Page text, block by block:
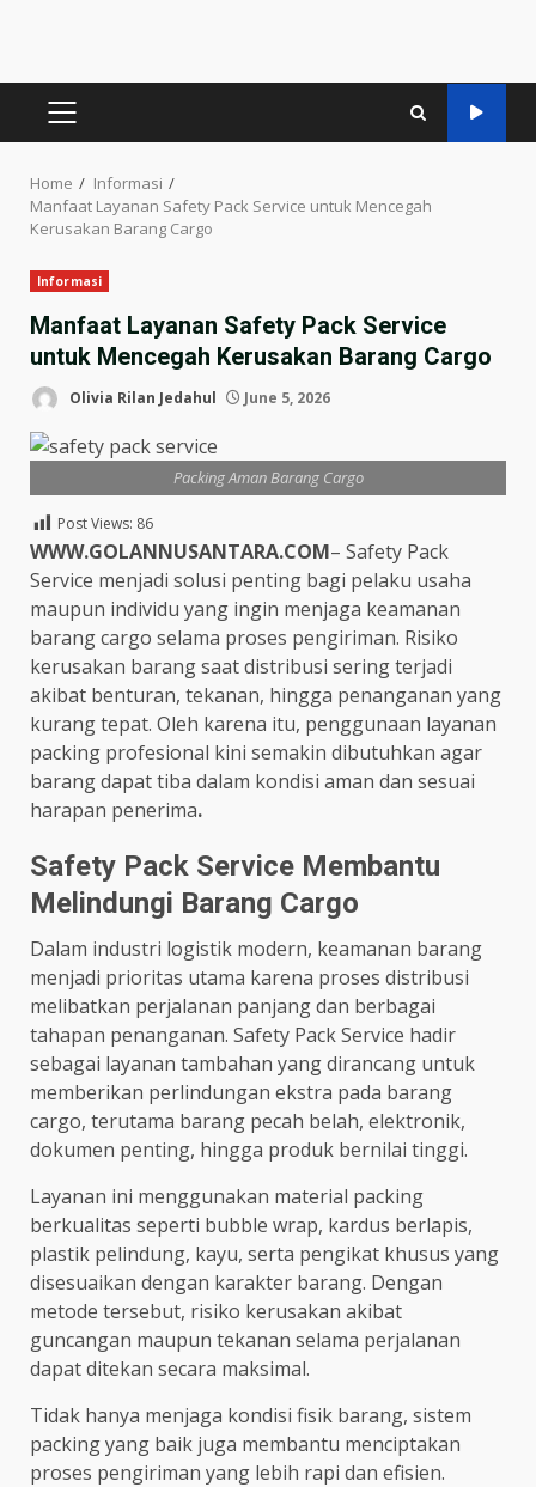
PRIMARY
Home
Informasi
Manfaat Layanan Safety Pack Service untuk Mencegah
Kerusakan Barang Cargo
Informasi
Manfaat Layanan Safety Pack Service
untuk Mencegah Kerusakan Barang Cargo
Olivia Rilan Jedahul June 5, 2026
Packing Aman Barang Cargo
Post Views: 86
WWW.GOLANNUSANTARA.COM– Safety Pack
Service menjadi solusi penting bagi pelaku usaha
maupun individu yang ingin menjaga keamanan
barang cargo selama proses pengiriman. Risiko
kerusakan barang saat distribusi sering terjadi
akibat benturan, tekanan, hingga penanganan yang
kurang tepat. Oleh karena itu, penggunaan layanan
packing profesional kini semakin dibutuhkan agar
barang dapat tiba dalam kondisi aman dan sesuai
harapan penerima.
Safety Pack Service Membantu
Melindungi Barang Cargo
Dalam industri logistik modern, keamanan barang
menjadi prioritas utama karena proses distribusi
melibatkan perjalanan panjang dan berbagai
tahapan penanganan. Safety Pack Service hadir
sebagai layanan tambahan yang dirancang untuk
memberikan perlindungan ekstra pada barang
cargo, terutama barang pecah belah, elektronik,
dokumen penting, hingga produk bernilai tinggi.
Layanan ini menggunakan material packing
berkualitas seperti bubble wrap, kardus berlapis,
plastik pelindung, kayu, serta pengikat khusus yang
disesuaikan dengan karakter barang. Dengan
metode tersebut, risiko kerusakan akibat
guncangan maupun tekanan selama perjalanan
dapat ditekan secara maksimal.
Tidak hanya menjaga kondisi fisik barang, sistem
packing yang baik juga membantu menciptakan
proses pengiriman yang lebih rapi dan efisien.